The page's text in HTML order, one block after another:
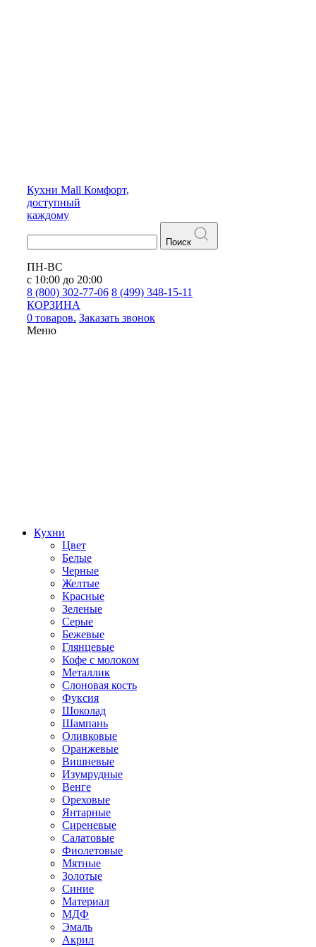
Кухни Mall Комфорт,
доступный
каждому
Поиск
ПН-ВС
с 10:00 до 20:00
8 (800) 302-77-06 8 (499) 348-15-11
КОРЗИНА
0 товаров. Заказать звонок
Меню
Кухни
Цвет
Белые
Черные
Желтые
Красные
Зеленые
Серые
Бежевые
Глянцевые
Кофе с молоком
Металлик
Слоновая кость
Фуксия
Шоколад
Шампань
Оливковые
Оранжевые
Вишневые
Изумрудные
Венге
Ореховые
Янтарные
Сиреневые
Салатовые
Фиолетовые
Мятные
Золотые
Синие
Материал
МДФ
Эмаль
Акрил